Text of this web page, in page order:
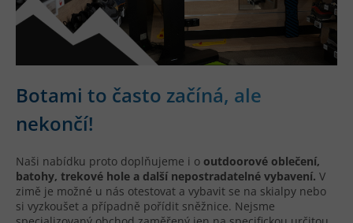
Botami to často začíná, ale
nekončí!
Naši nabídku proto doplňujeme i o outdoorové oblečení,
batohy, trekové hole a další nepostradatelné vybavení. V
zimě je možné u nás otestovat a vybavit se na skialpy nebo
si vyzkoušet a případně pořídit sněžnice. Nejsme